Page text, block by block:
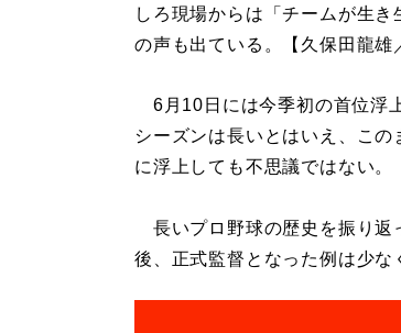
しろ現場からは「チームが生き
の声も出ている。【久保田龍雄
6月10日には今季初の首位浮
シーズンは長いとはいえ、こ
に浮上しても不思議ではない。
長いプロ野球の歴史を振り返
後、正式監督となった例は少な